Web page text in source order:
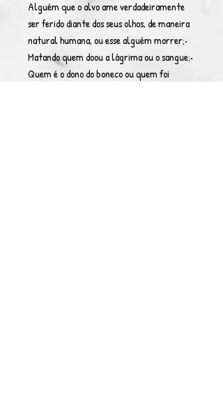
Alguém que o alvo ame verdadeiramente
ser ferido diante dos seus olhos, de maneira
natural humana, ou esse alguém morrer;•
Matando quem doou a lágrima ou o sangue;•
Quem é o dono do boneco ou quem foi